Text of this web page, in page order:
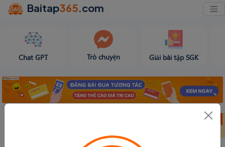
Baitap365.com
Chat GPT Trò chuyện Giải bài tập SGK
Bảng thành tích